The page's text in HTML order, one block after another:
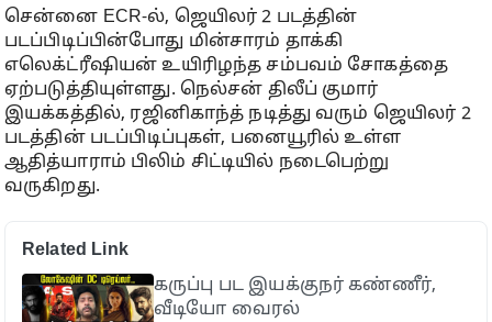
சென்னை ECR-ல், ஜெயிலர் 2 படத்தின்
படப்பிடிப்பின்போது மின்சாரம் தாக்கி
எலெக்ட்ரீஷியன் உயிரிழந்த சம்பவம் சோகத்தை
ஏற்படுத்தியுள்ளது. நெல்சன் திலீப் குமார்
இயக்கத்தில், ரஜினிகாந்த் நடித்து வரும் ஜெயிலர் 2
படத்தின் படப்பிடிப்புகள், பனையூரில் உள்ள
ஆதித்யாராம் பிலிம் சிட்டியில் நடைபெற்று
வருகிறது.
Related Link
கருப்பு பட இயக்குநர் கண்ணீர்,
வீடியோ வைரல்